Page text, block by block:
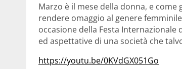
Marzo è il mese della donna, e
rendere omaggio al genere
occasione della Festa
ed aspettative di una società che
https://youtu.be/0KVdGX051Go